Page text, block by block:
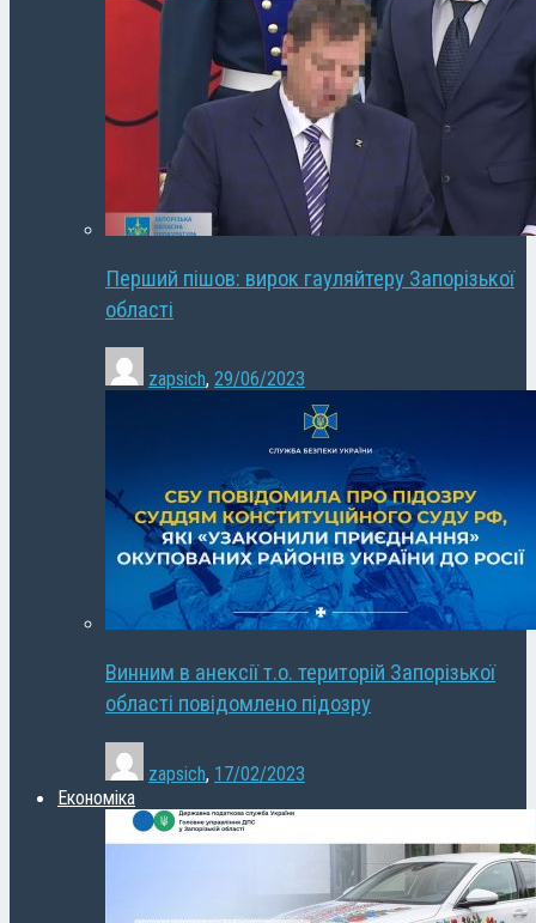
Перший пішов: вирок гауляйтеру Запорізької
області
zapsich, 29/06/2023
Винним в анексії т.о. територій Запорізької
області повідомлено підозру
zapsich, 17/02/2023
Економіка